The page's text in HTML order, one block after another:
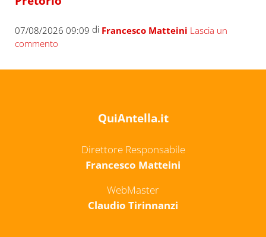
07/08/2026 09:09 di Francesco Matteini Lascia un
commento
QuiAntella.it
Direttore Responsabile
Francesco Matteini
WebMaster
Claudio Tirinnanzi